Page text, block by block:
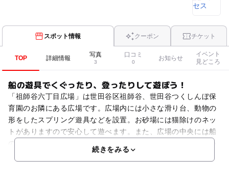
スポット情報 クーポン チケット
TOP 詳細情報 写真
3
口コミ
0
お知らせ
イベント
見どころ
船の遊具でくぐったり、登ったりして遊ぼう！
「祖師谷六丁目広場」は世田谷区祖師谷、世田谷つくしんぼ保
育園のお隣にある広場です。広場内には小さな滑り台、動物の
形をしたスプリング遊具などを設置。お砂場には猫除けのネッ
トがありますので安心して遊べます。また、広場の中央には船
の形をした遊具があり、くぐる、登るなど様々な遊びが楽しめ
続きをみる